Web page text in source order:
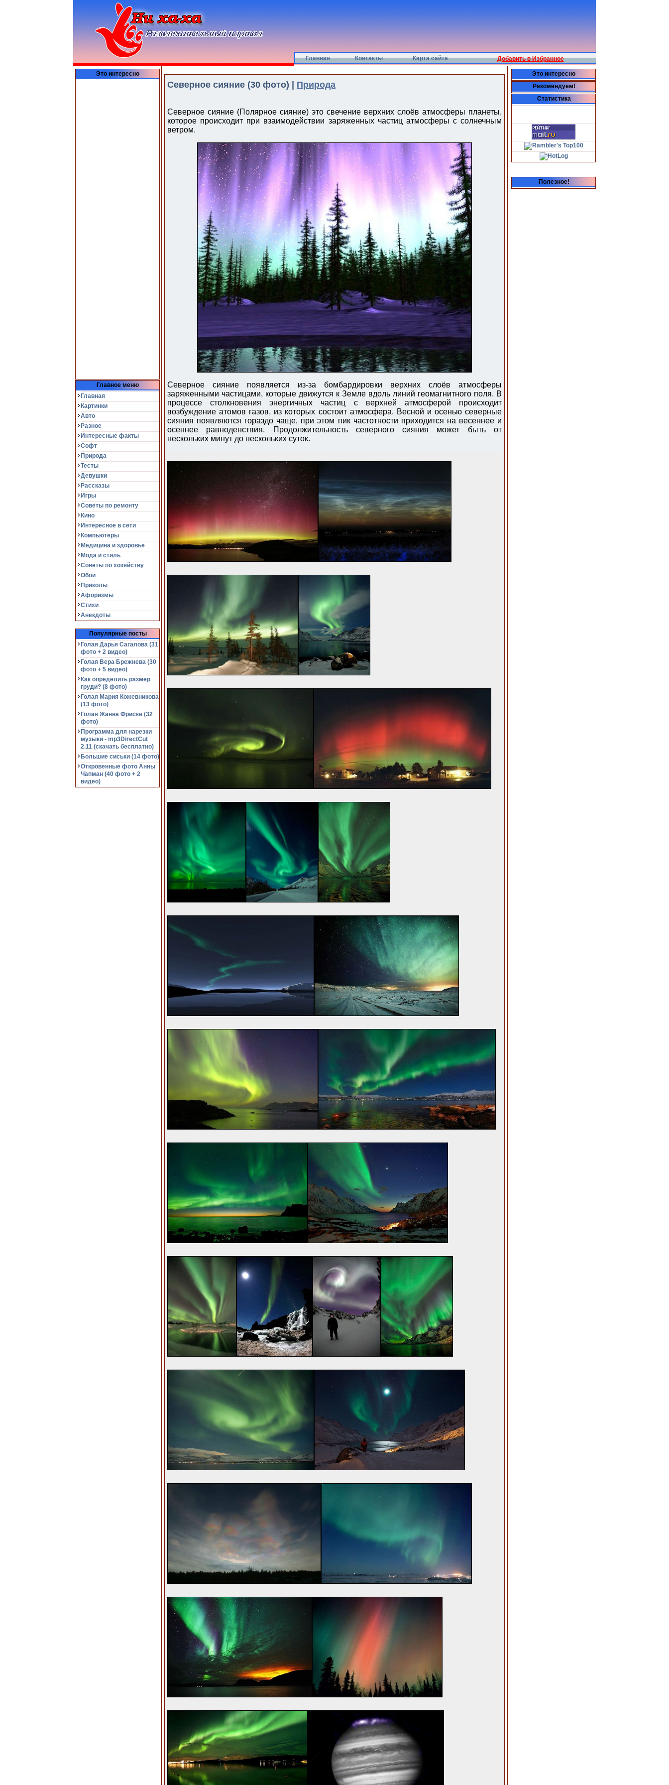
Главная Контакты Карта сайта Добавить в Избранное
Это интересно
Главное меню
Главная
Картинки
Авто
Разное
Интересные факты
Софт
Природа
Тесты
Девушки
Рассказы
Игры
Советы по ремонту
Кино
Интересное в сети
Компьютеры
Медицина и здоровье
Мода и стиль
Советы по хозяйству
Обои
Приколы
Афоризмы
Стихи
Анекдоты
Популярные посты
Голая Дарья Сагалова (31
фото + 2 видео)
Голая Вера Брежнева (30
фото + 5 видео)
Как определить размер
груди? (8 фото)
Голая Мария Кожевникова
(13 фото)
Голая Жанна Фриске (32
фото)
Программа для нарезки
музыки - mp3DirectCut
2.11 (cкачать бесплатно)
Большие сиськи (14 фото)
Откровенные фото Анны
Чапман (40 фото + 2
видео)
Северное сияние (30 фото) | Природа
Северное сияние (Полярное сияние) это свечение верхних слоёв атмосферы планеты,
которое происходит при взаимодействии заряженных частиц атмосферы с солнечным
ветром.
Северное сияние появляется из-за бомбардировки верхних слоёв атмосферы
заряженными частицами, которые движутся к Земле вдоль линий геомагнитного поля. В
процессе столкновения энергичных частиц с верхней атмосферой происходит
возбуждение атомов газов, из которых состоит атмосфера. Весной и осенью северные
сияния появляются гораздо чаще, при этом пик частотности приходится на весеннее и
осеннее равноденствия. Продолжительность северного сияния может быть от
нескольких минут до нескольких суток.
Это интересно
Рекомендуем!
Статистика
Полезное!